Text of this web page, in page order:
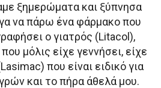
ξημερώματα και ξύπνησα
να πάρω ένα φάρμακο που
ο γιατρός (Litacol),
μόλις είχε γεννήσει, είχε
που είναι ειδικό για
και το πήρα άθελά μου.